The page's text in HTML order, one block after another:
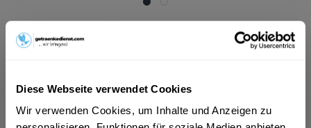
Diese Webseite verwendet Cookies
Wir verwenden Cookies, um Inhalte und Anzeigen zu
ab 18,79 € *
Inhalt:10 Liter (1,88 € * / 1 Liter)
MEHRWEG
+3,10 € Pfand